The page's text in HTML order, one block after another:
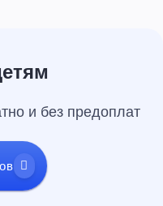
и без предоплат